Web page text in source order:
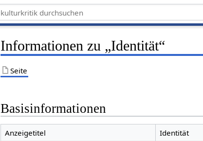
Informationen zu „Identität“
Seite
Basisinformationen
Anzeigetitel
Identität